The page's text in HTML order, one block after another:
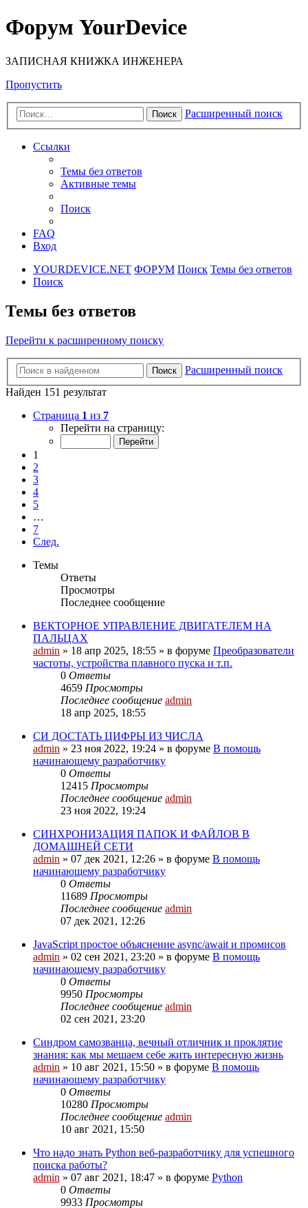
Форум YourDevice
ЗАПИСНАЯ КНИЖКА ИНЖЕНЕРА
Пропустить
Поиск Расширенный поиск
Ссылки
Темы без ответов
Активные темы
Поиск
FAQ
Вход
YOURDEVICE.NET ФОРУМ Поиск Темы без ответов
Поиск
Темы без ответов
Перейти к расширенному поиску
Поиск
Расширенный поиск
Найден 151 результат
Страница 1 из 7
Перейти на страницу:
1
2
3
4
5
…
7
След.
Темы
Ответы
Просмотры
Последнее сообщение
ВЕКТОРНОЕ УПРАВЛЕНИЕ ДВИГАТЕЛЕМ НА
ПАЛЬЦАХ
admin » 18 апр 2025, 18:55 » в форуме Преобразователи
частоты, устройства плавного пуска и т.п.
0 Ответы
4659 Просмотры
Последнее сообщение admin
18 апр 2025, 18:55
СИ ДОСТАТЬ ЦИФРЫ ИЗ ЧИСЛА
admin » 23 ноя 2022, 19:24 » в форуме В помощь
начинающему разработчику
0 Ответы
12415 Просмотры
Последнее сообщение admin
23 ноя 2022, 19:24
СИНХРОНИЗАЦИЯ ПАПОК И ФАЙЛОВ В
ДОМАШНЕЙ СЕТИ
admin » 07 дек 2021, 12:26 » в форуме В помощь
начинающему разработчику
0 Ответы
11689 Просмотры
Последнее сообщение admin
07 дек 2021, 12:26
JavaScript простое объяснение async/await и промисов
admin » 02 сен 2021, 23:20 » в форуме В помощь
начинающему разработчику
0 Ответы
9950 Просмотры
Последнее сообщение admin
02 сен 2021, 23:20
Cиндром самозванца, вечный отличник и проклятие
знания: как мы мешаем себе жить интересную жизнь
admin » 10 авг 2021, 15:50 » в форуме В помощь
начинающему разработчику
0 Ответы
10280 Просмотры
Последнее сообщение admin
10 авг 2021, 15:50
Что надо знать Python веб-разработчику для успешного
поиска работы?
admin » 07 авг 2021, 18:47 » в форуме Python
0 Ответы
9933 Просмотры